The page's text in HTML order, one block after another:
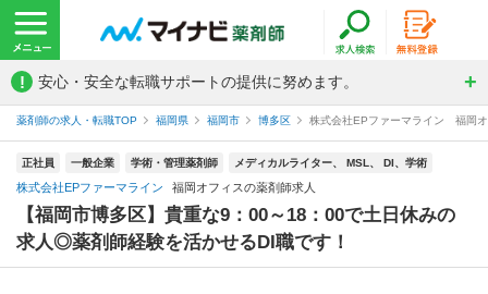
! 安心・安全な転職サポートの提供に努めます。
薬剤師の求人・転職TOP 福岡県 福岡市 博多区 株式会社EPファーマライン 福岡
正社員 一般企業 学術・管理薬剤師 メディカルライター、 MSL、 DI、学術
株式会社EPファーマライン 福岡オフィスの薬剤師求人
【福岡市博多区】貴重な9：00～18：00で土日休みの
求人◎薬剤師経験を活かせるDI職です！